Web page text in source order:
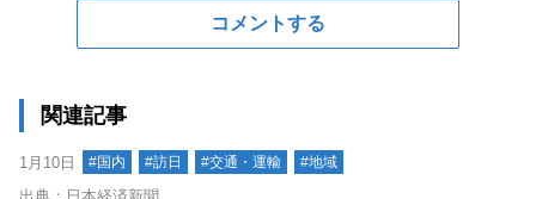
コメントする
関連記事
1月10日 #国内 #訪日 #交通・運輸 #地域